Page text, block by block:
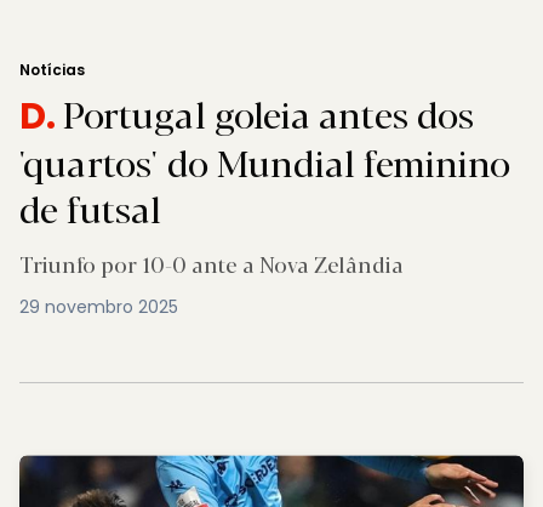
Notícias
D.Portugal goleia antes dos
'quartos' do Mundial feminino
de futsal
Triunfo por 10-0 ante a Nova Zelândia
29 novembro 2025